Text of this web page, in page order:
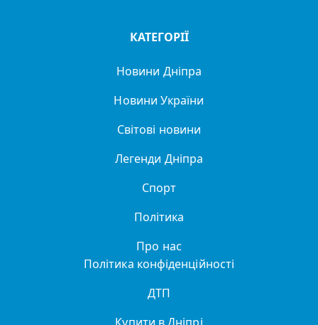
КАТЕГОРІЇ
Новини Дніпра
Новини України
Світові новини
Легенди Дніпра
Спорт
Політика
Про нас
Політика конфіденційності
ДТП